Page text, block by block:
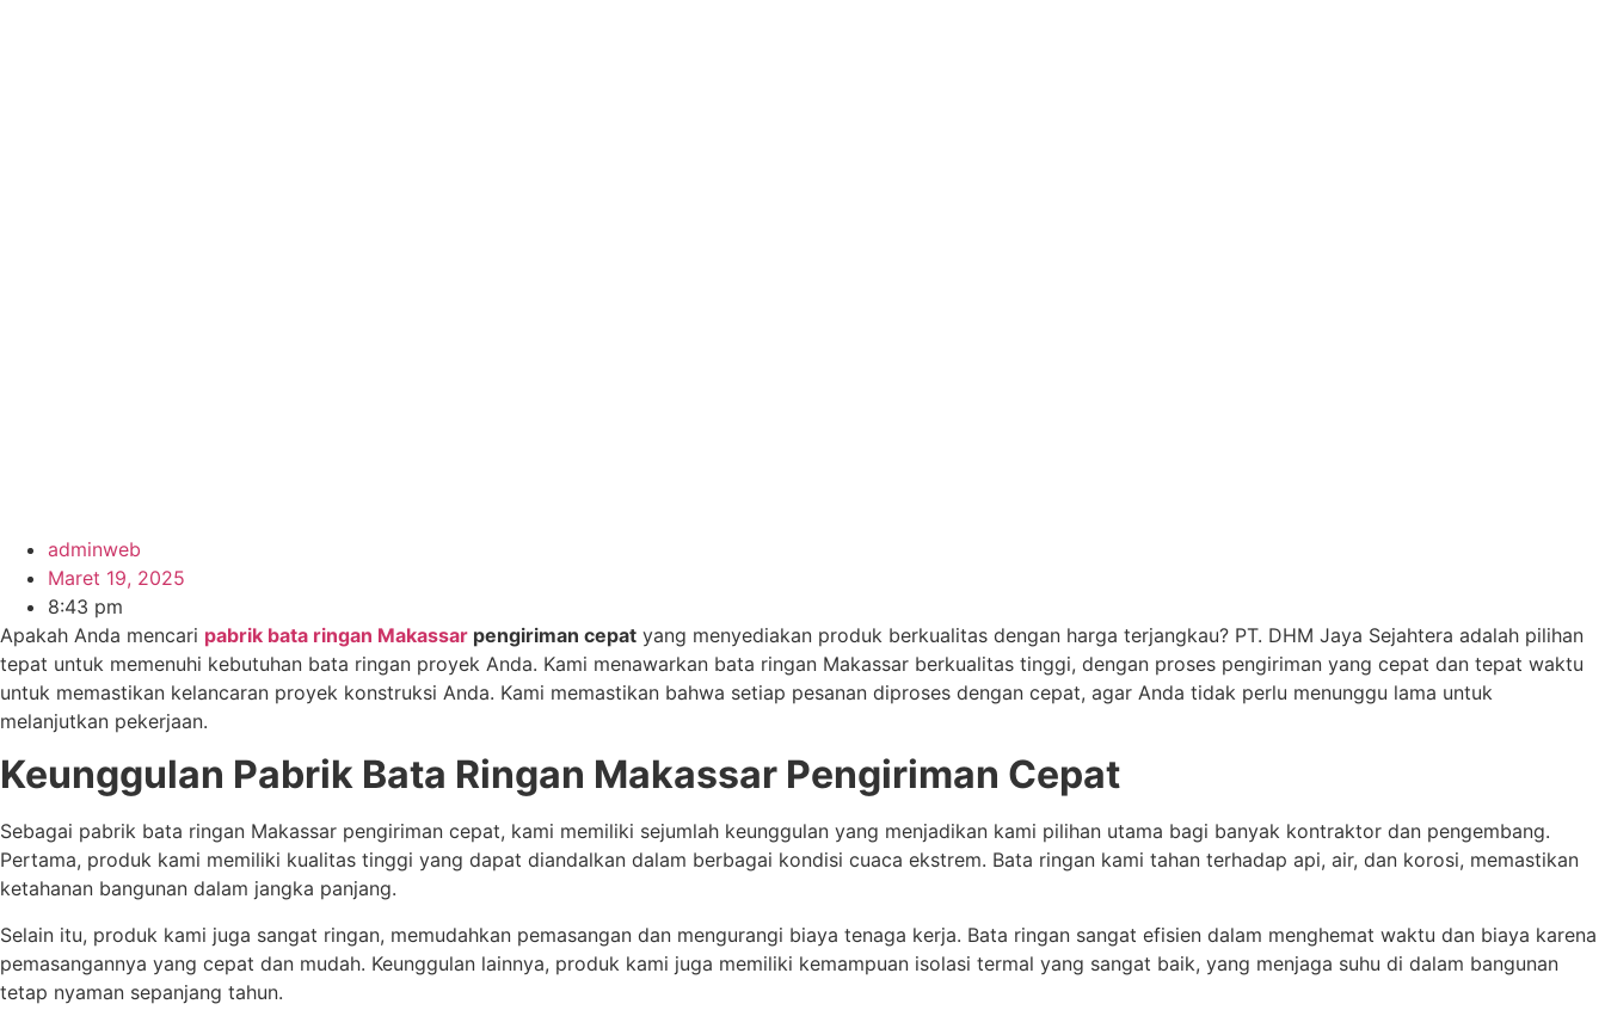
adminweb
Maret 19, 2025
8:43 pm
Apakah Anda mencari pabrik bata ringan Makassar pengiriman cepat yang menyediakan produk berkualitas dengan harga terjangkau? PT. DHM Jaya Sejahtera adalah pilihan
tepat untuk memenuhi kebutuhan bata ringan proyek Anda. Kami menawarkan bata ringan Makassar berkualitas tinggi, dengan proses pengiriman yang cepat dan tepat waktu
untuk memastikan kelancaran proyek konstruksi Anda. Kami memastikan bahwa setiap pesanan diproses dengan cepat, agar Anda tidak perlu menunggu lama untuk
melanjutkan pekerjaan.
Keunggulan Pabrik Bata Ringan Makassar Pengiriman Cepat
Sebagai pabrik bata ringan Makassar pengiriman cepat, kami memiliki sejumlah keunggulan yang menjadikan kami pilihan utama bagi banyak kontraktor dan pengembang.
Pertama, produk kami memiliki kualitas tinggi yang dapat diandalkan dalam berbagai kondisi cuaca ekstrem. Bata ringan kami tahan terhadap api, air, dan korosi, memastikan
ketahanan bangunan dalam jangka panjang.
Selain itu, produk kami juga sangat ringan, memudahkan pemasangan dan mengurangi biaya tenaga kerja. Bata ringan sangat efisien dalam menghemat waktu dan biaya karena
pemasangannya yang cepat dan mudah. Keunggulan lainnya, produk kami juga memiliki kemampuan isolasi termal yang sangat baik, yang menjaga suhu di dalam bangunan
tetap nyaman sepanjang tahun.